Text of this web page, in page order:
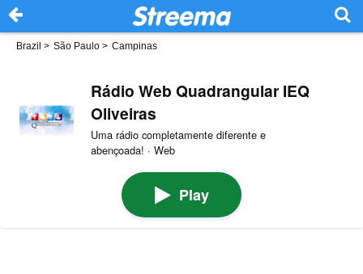
Brazil > São Paulo > Campinas
Rádio Web Quadrangular IEQ
Oliveiras
Uma rádio completamente diferente e
abençoada! · Web
Play